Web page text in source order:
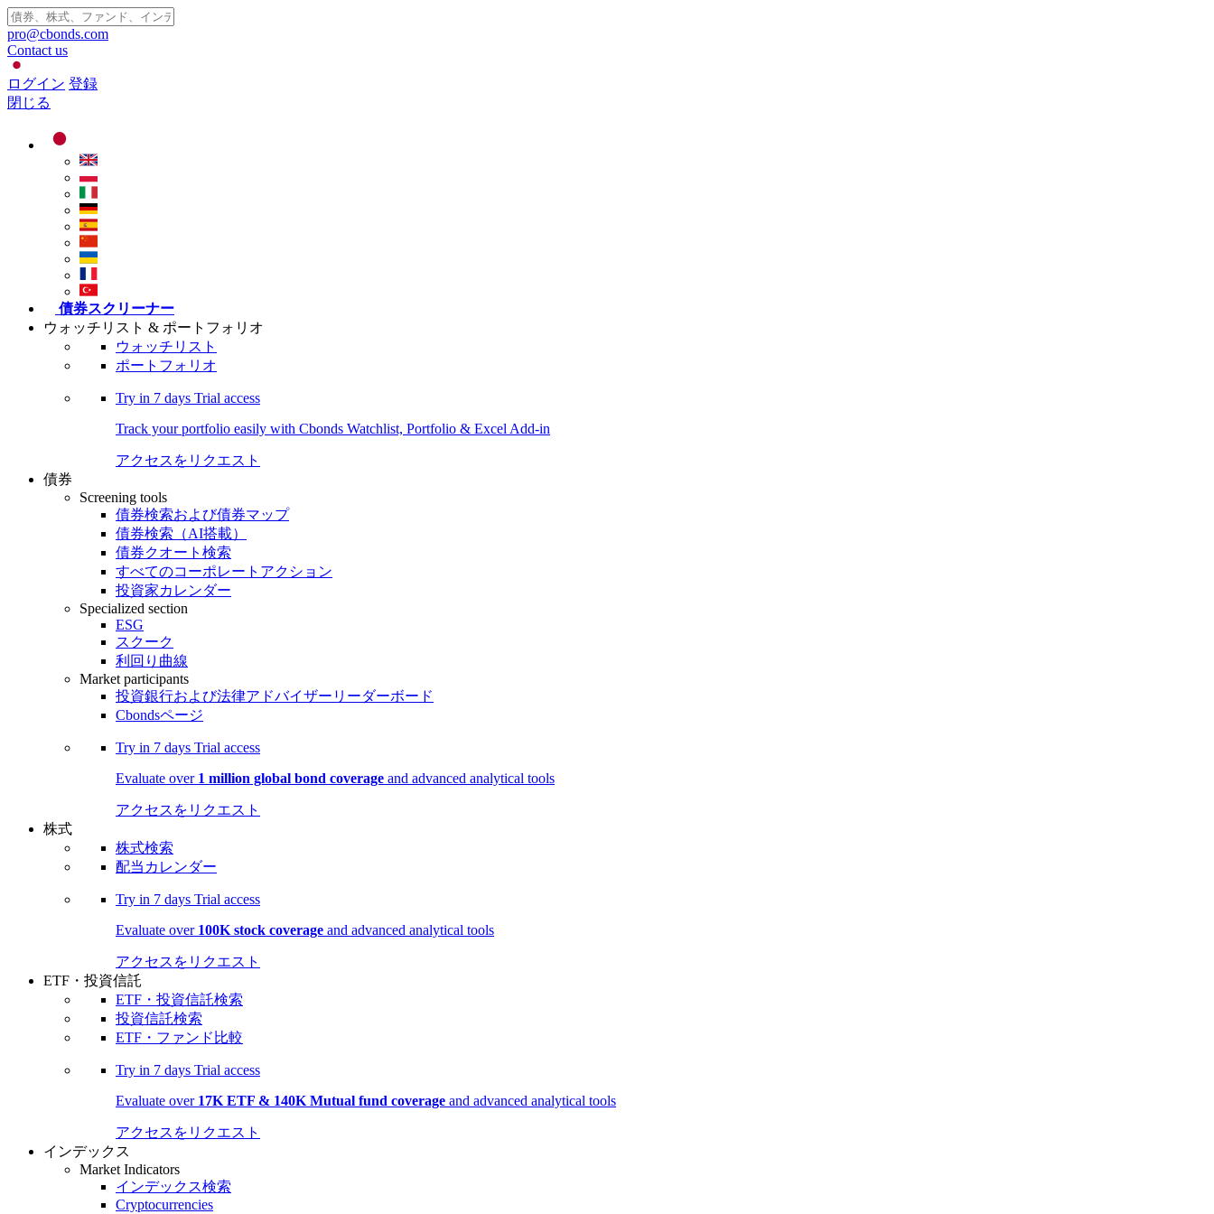
pro@cbonds.com
Contact us
ログイン 登録
閉じる
債券スクリーナー
ウォッチリスト & ポートフォリオ
ウォッチリスト
ポートフォリオ
Try in 7 days Trial access
Track your portfolio easily with Cbonds Watchlist, Portfolio & Excel Add-in
アクセスをリクエスト
債券
Screening tools
債券検索および債券マップ
債券検索（AI搭載）
債券クオート検索
すべてのコーポレートアクション
投資家カレンダー
Specialized section
ESG
スクーク
利回り曲線
Market participants
投資銀行および法律アドバイザーリーダーボード
Cbondsページ
Try in 7 days Trial access
Evaluate over 1 million global bond coverage and advanced analytical tools
アクセスをリクエスト
株式
株式検索
配当カレンダー
Try in 7 days Trial access
Evaluate over 100K stock coverage and advanced analytical tools
アクセスをリクエスト
ETF・投資信託
ETF・投資信託検索
投資信託検索
ETF・ファンド比較
Try in 7 days Trial access
Evaluate over 17K ETF & 140K Mutual fund coverage and advanced analytical tools
アクセスをリクエスト
インデックス
Market Indicators
インデックス検索
Cryptocurrencies